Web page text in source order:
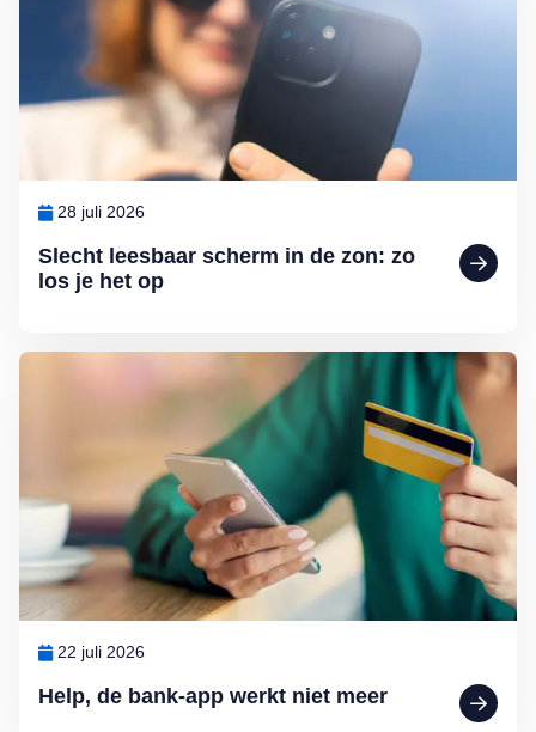
Slecht leesbaar scherm in de zon: zo
los je het op
28 juli 2026
Help, de bank-app werkt niet meer
22 juli 2026
Lees meer over Help, de bank-app werkt niet meer